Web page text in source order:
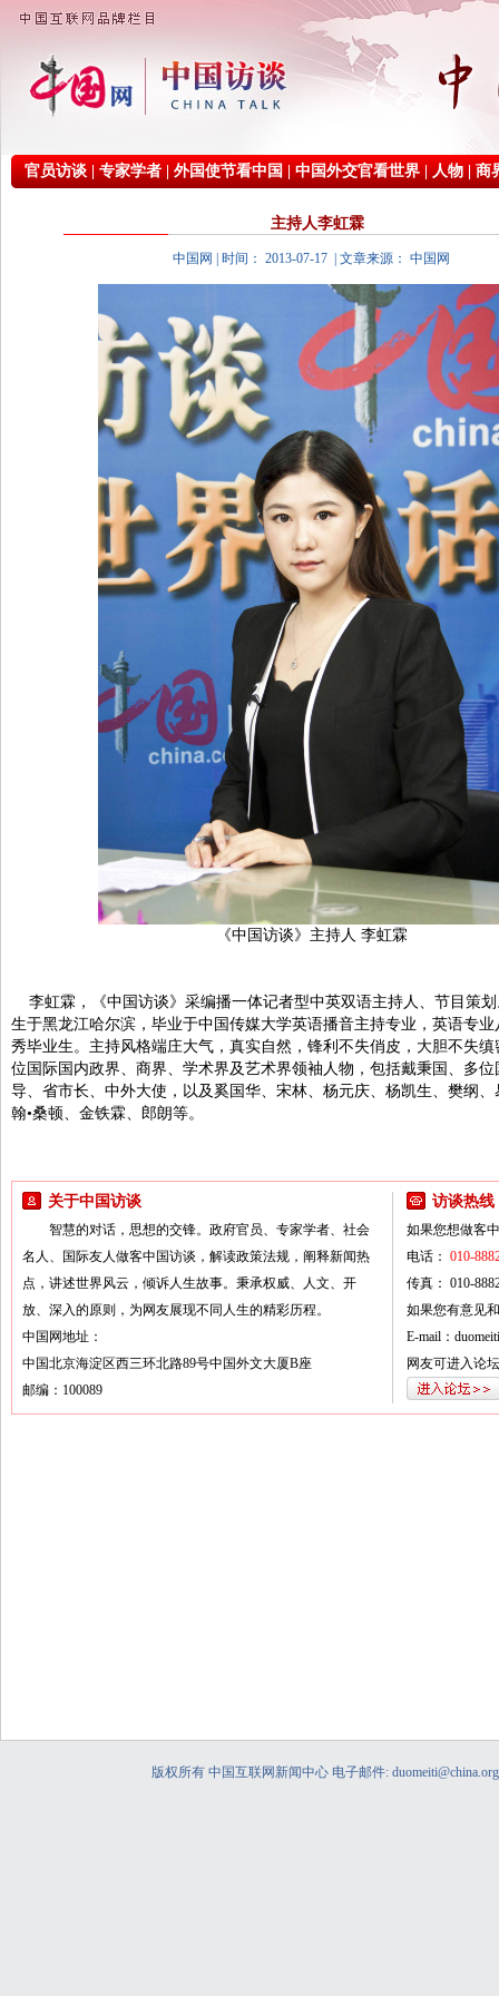
官员访谈|专家学者|外国使节看中国|中国外交官看世界|人物|商
主持人李虹霖
中国网 | 时间： 2013-07-17 | 文章来源： 中国网
《中国访谈》主持人 李虹霖
李虹霖，《中国访谈》采编播一体记者型中英双语主持人、节目策划
生于黑龙江哈尔滨，毕业于中国传媒大学英语播音主持专业，英语专
秀毕业生。主持风格端庄大气，真实自然，锋利不失俏皮，大胆不失
位国际国内政界、商界、学术界及艺术界领袖人物，包括戴秉国、多
导、省市长、中外大使，以及奚国华、宋林、杨元庆、杨凯生、樊纲
翰•桑顿、金铁霖、郎朗等。
关于中国访谈
智慧的对话，思想的交锋。政府官员、专家学者、社会
名人、国际友人做客中国访谈，解读政策法规，阐释新闻热
点，讲述世界风云，倾诉人生故事。秉承权威、人文、开
放、深入的原则，为网友展现不同人生的精彩历程。
中国网地址：
中国北京海淀区西三环北路89号中国外文大厦B座
邮编：100089
访谈热线
如果您想做客
电话： 010-
传真： 010-
如果您有意见
E-mail：
网友可进入论
版权所有 中国互联网新闻中心 电子邮件: